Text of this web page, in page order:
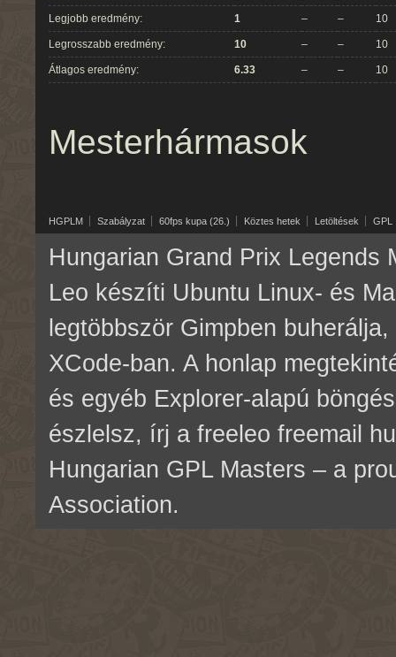
Legjobb eredmény: 1 – – 10
Legrosszabb eredmény: 10 – – 10
Átlagos eredmény: 6.33 – – 10
Mesterhármasok
HGPLM Szabályzat 60fps kupa (26.) Köztes hetek Letöltések GPL
Hungarian Grand Prix Legends
Leo készíti Ubuntu Linux- és
legtöbbször Gimpben
XCode-ban. A honlap
és egyéb Explorer-alapú
észlelsz, írj a freeleo freemail
Hungarian GPL Masters – a
Association.